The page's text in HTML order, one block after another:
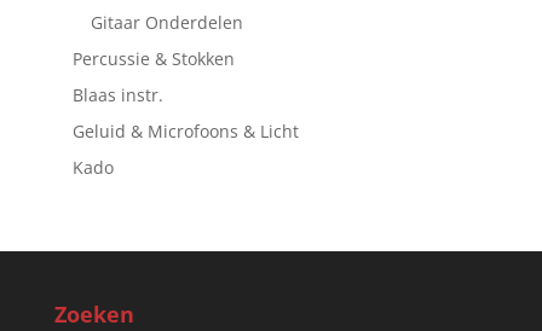
Gitaar Onderdelen
Percussie & Stokken
Blaas instr.
Geluid & Microfoons & Licht
Kado
Zoeken